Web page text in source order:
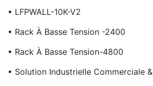
• LFPWALL-10K-V2
• Rack À Basse Tension -2400
• Rack À Basse Tension-4800
• Solution Industrielle Commerciale &